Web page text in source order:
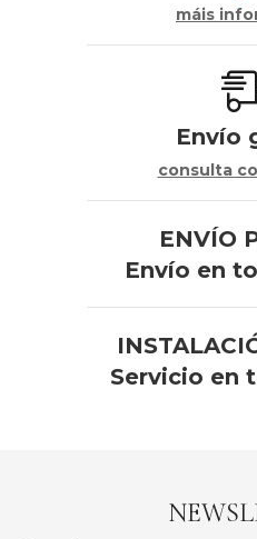
máis
Envío
consulta
ENVÍO
Envío en
Servicio en